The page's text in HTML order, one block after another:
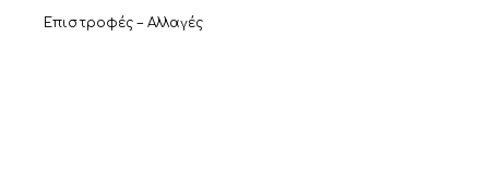
Επιστροφές – Αλλαγές